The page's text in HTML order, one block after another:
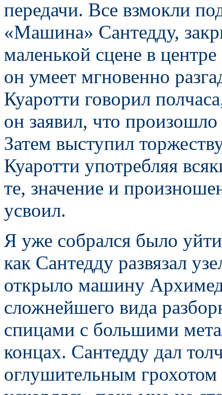
передачи. Все взмокли
«Машина» Сантедду,
маленькой сцене в
он умеет мгновенно
Куаротти говорил
он заявил, что
Затем выступил
Куаротти употребляя
те, значение и
усвоил.
Я уже собрался было
как Сантедду развязал
открыло машину
сложнейшего вида
спицами с большими
концах. Сантедду дал
оглушительным